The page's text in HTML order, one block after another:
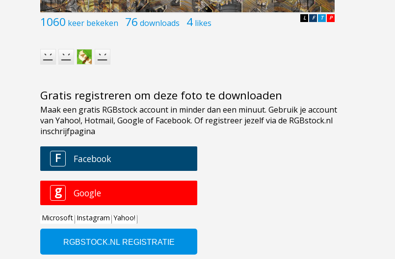
1060 keer bekeken 76 downloads 4 likes P
T
F
L
Gratis registreren om deze foto te downloaden